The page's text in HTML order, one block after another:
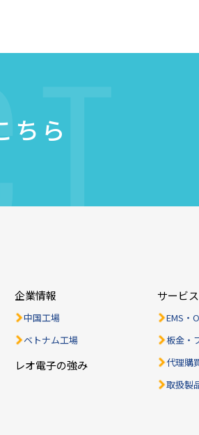
ちら
企業情報
中国工場
ベトナム工場
レオ電子の強み
サービ
EMS・
板金・
代理購
取扱製